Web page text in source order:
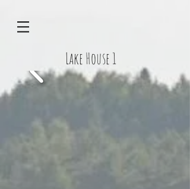
Lake House 1